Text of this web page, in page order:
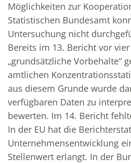
Möglichkeiten zur
Statistischen Bundesamt
Untersuchung nicht
Bereits im 13. Bericht vor
„grundsätzliche Vorbehalte“
amtlichen
aus diesem Grunde wurde
verfügbaren Daten zu
bewerten. Im 14. Bericht
In der EU hat die
Unternehmensentwicklung
Stellenwert erlangt. In der